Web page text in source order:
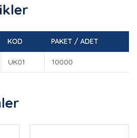
KOD PAKET / ADET
UK01 10000